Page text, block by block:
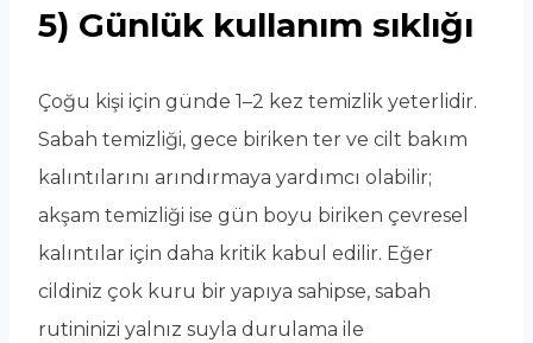
5) Günlük kullanım sıklığı
Çoğu kişi için günde 1–2 kez temizlik yeterlidir.
Sabah temizliği, gece biriken ter ve cilt bakım
kalıntılarını arındırmaya yardımcı olabilir;
akşam temizliği ise gün boyu biriken çevresel
kalıntılar için daha kritik kabul edilir. Eğer
cildiniz çok kuru bir yapıya sahipse, sabah
rutininizi yalnız suyla durulama ile